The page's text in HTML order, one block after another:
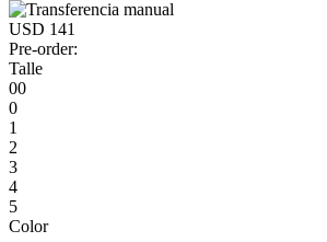
USD 141
Pre-order:
Talle
00
0
1
2
3
4
5
Color